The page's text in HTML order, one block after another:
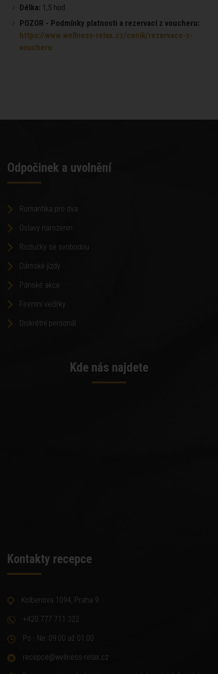
Délka: 1,5 hod
POZOR - Podmínky platnosti a rezervací z voucheru:
https://www.wellness-relax.cz/cenik/rezervace-z-
voucheru
Odpočinek a uvolnění
Romantika pro dva
Oslavy narozenin
Rozlučky se svobodou
Dámské jízdy
Pánské akce
Firemní večírky
Diskrétní personál
Kde nás najdete
Kontakty recepce
Kolbenova 1094, Praha 9
+420 777 711 322
Po - Ne: 09:00 až 01:00
recepce@wellness-relax.cz